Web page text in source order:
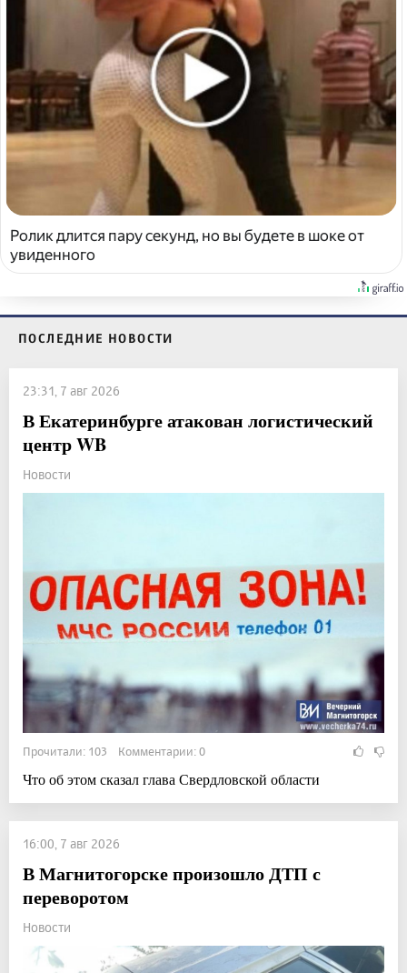
Ролик длится пару секунд, но вы будете в шоке от
увиденного
ПОСЛЕДНИЕ НОВОСТИ
23:31, 7 авг 2026
В Екатеринбурге атакован логистический
центр WB
Новости
Прочитали: 103 Комментарии: 0
Что об этом сказал глава Свердловской области
16:00, 7 авг 2026
В Магнитогорске произошло ДТП с
переворотом
Новости